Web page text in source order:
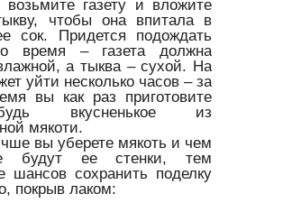
возьмите газету и вложите
чтобы она впитала в
сок. Придется подождать
то время – газета должна
а тыква – сухой. На
уйти несколько часов – за
вы как раз приготовите
вкусненькое из
мякоти.
вы уберете мякоть и чем
будут ее стенки, тем
шансов сохранить поделку
покрыв лаком: